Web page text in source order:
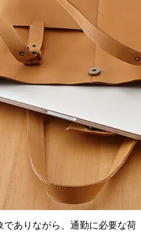
ありながら、通勤に必要な荷